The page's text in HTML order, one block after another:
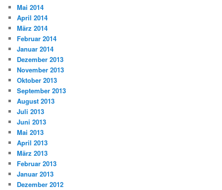
Mai 2014
April 2014
März 2014
Februar 2014
Januar 2014
Dezember 2013
November 2013
Oktober 2013
September 2013
August 2013
Juli 2013
Juni 2013
Mai 2013
April 2013
März 2013
Februar 2013
Januar 2013
Dezember 2012